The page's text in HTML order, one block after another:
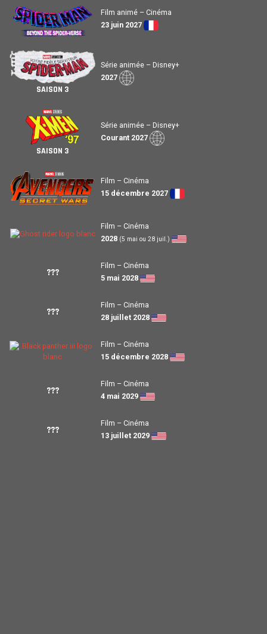
Film animé – Cinéma
23 juin 2027
SAISON 3
Série animée – Disney+
2027
SAISON 3
Série animée – Disney+
Courant 2027
Film – Cinéma
15 décembre 2027
Film – Cinéma
2028 (5 mai ou 28 juil.)
???
Film – Cinéma
5 mai 2028
???
Film – Cinéma
28 juillet 2028
Film – Cinéma
15 décembre 2028
???
Film – Cinéma
4 mai 2029
???
Film – Cinéma
13 juillet 2029